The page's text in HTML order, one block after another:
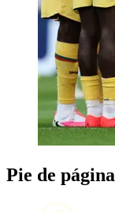
Pie de página